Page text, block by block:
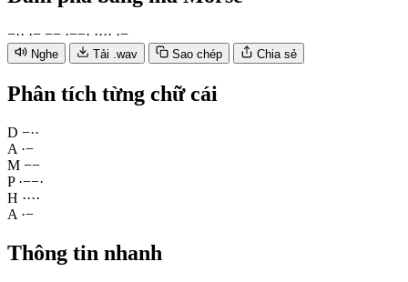
−·· ·− −− ·−−· ···· ·−
Nghe Tải .wav Sao chép Chia sẻ
Phân tích từng chữ cái
D −··
A ·−
M −−
P ·−−·
H ····
A ·−
Thông tin nhanh